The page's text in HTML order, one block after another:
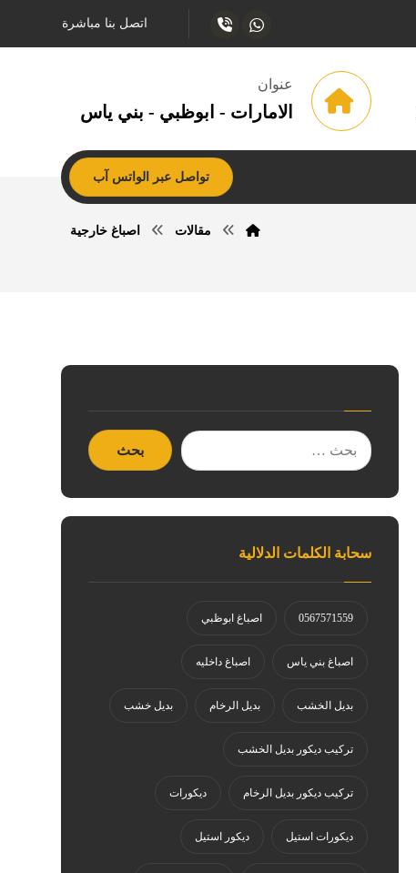
اتصل بنا مباشرة
عنوان
الامارات - ابوظبي - بني ياس
تواصل عبر الواتس آب
مقالات اصباغ خارجية
سحابة الكلمات الدلالية
0567571559 اصباغ ابوظبي
اصباغ بني ياس اصباغ داخليه
بديل الخشب بديل الرخام بديل خشب
تركيب ديكور بديل الخشب
تركيب ديكور بديل الرخام ديكورات
ديكورات استيل ديكور استيل